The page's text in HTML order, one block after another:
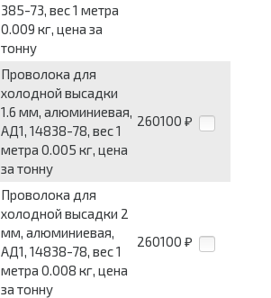
385-73, вес 1 метра
0.009 кг, цена за
тонну
Проволока для
холодной высадки
1.6 мм, алюминиевая,
АД1, 14838-78, вес 1
метра 0.005 кг, цена
за тонну
260100 ₽
Проволока для
холодной высадки 2
мм, алюминиевая,
АД1, 14838-78, вес 1
метра 0.008 кг, цена
за тонну
260100 ₽